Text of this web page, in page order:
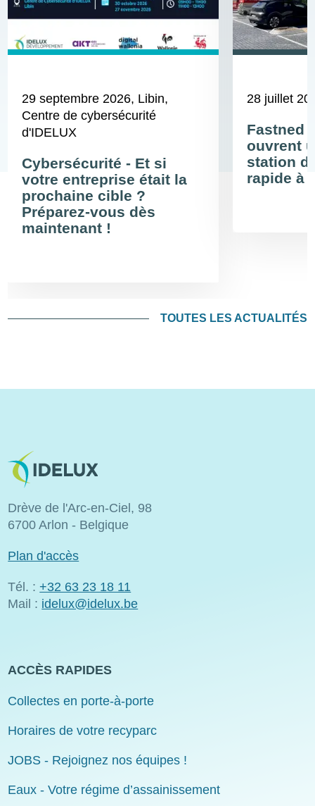
29 septembre 2026, Libin,
Centre de cybersécurité
d'IDELUX
Cybersécurité - Et si
votre entreprise était la
prochaine cible ?
Préparez-vous dès
maintenant !
28 juillet
Fastned
ouvrent
station
rapide à
TOUTES LES ACTUALITÉS
Image
Drève de l'Arc-en-Ciel, 98
6700 Arlon - Belgique
Plan d'accès
Tél. : +32 63 23 18 11
Mail : idelux@idelux.be
ACCÈS RAPIDES
Collectes en porte-à-porte
Horaires de votre recyparc
JOBS - Rejoignez nos équipes !
Eaux - Votre régime d’assainissement